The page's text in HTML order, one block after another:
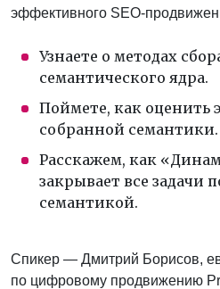
эффективного SEO-
Узнаете о методах
семантического ядра.
Поймете, как оценить
собранной семантики.
Расскажем, как
закрывает все задачи
семантикой.
Спикер — Дмитрий Борисов,
по цифровому продвижению